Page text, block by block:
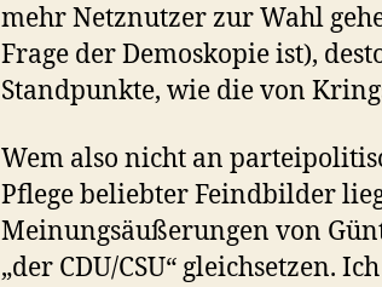
mehr Netznutzer zur Wahl
Frage der Demoskopie ist),
Standpunkte, wie die von
Wem also nicht an
Pflege beliebter Feindbilder
Meinungsäußerungen von
„der CDU/CSU“ gleichsetzen.